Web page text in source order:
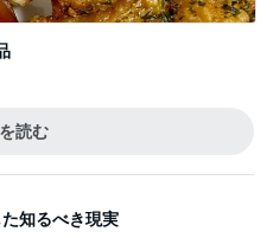
21時間前